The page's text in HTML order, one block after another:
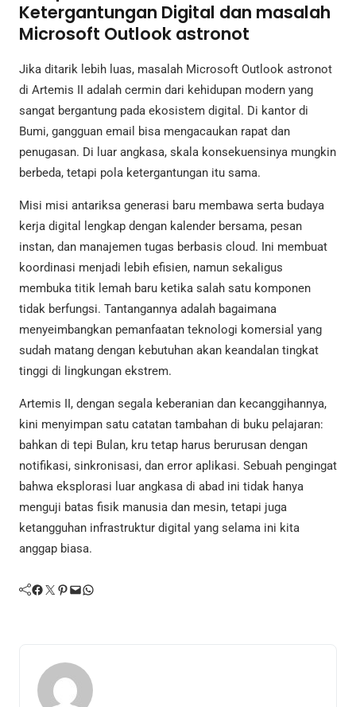
Ketergantungan Digital dan masalah
Microsoft Outlook astronot
Jika ditarik lebih luas, masalah Microsoft Outlook astronot
di Artemis II adalah cermin dari kehidupan modern yang
sangat bergantung pada ekosistem digital. Di kantor di
Bumi, gangguan email bisa mengacaukan rapat dan
penugasan. Di luar angkasa, skala konsekuensinya mungkin
berbeda, tetapi pola ketergantungan itu sama.
Misi misi antariksa generasi baru membawa serta budaya
kerja digital lengkap dengan kalender bersama, pesan
instan, dan manajemen tugas berbasis cloud. Ini membuat
koordinasi menjadi lebih efisien, namun sekaligus
membuka titik lemah baru ketika salah satu komponen
tidak berfungsi. Tantangannya adalah bagaimana
menyeimbangkan pemanfaatan teknologi komersial yang
sudah matang dengan kebutuhan akan keandalan tingkat
tinggi di lingkungan ekstrem.
Artemis II, dengan segala keberanian dan kecanggihannya,
kini menyimpan satu catatan tambahan di buku pelajaran:
bahkan di tepi Bulan, kru tetap harus berurusan dengan
notifikasi, sinkronisasi, dan error aplikasi. Sebuah pengingat
bahwa eksplorasi luar angkasa di abad ini tidak hanya
menguji batas fisik manusia dan mesin, tetapi juga
ketangguhan infrastruktur digital yang selama ini kita
anggap biasa.
Facebook Twitter Pinterest Mail WhatsApp